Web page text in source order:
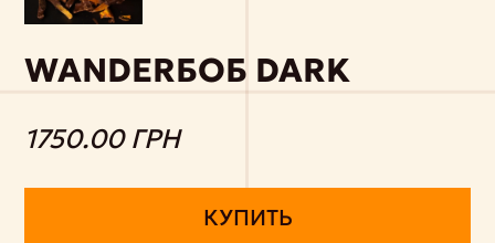
WANDERБОБ DARK
1750.00 ГРН
КУПИТЬ